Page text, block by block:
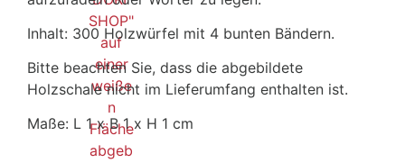
Inhalt: 300 Holzwürfel mit 4 bunten Bändern.
Bitte beachten Sie, dass die abgebildete
Holzschale nicht im Lieferumfang enthalten ist.
Maße: L 1 x B 1 x H 1 cm